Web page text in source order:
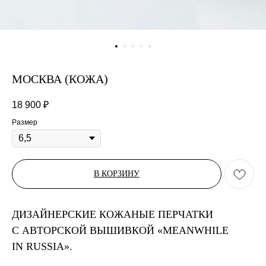
МОСКВА (КОЖА)
18 900 ₽
Размер
В КОРЗИНУ
ДИЗАЙНЕРСКИЕ КОЖАНЫЕ ПЕРЧАТКИ
С АВТОРСКОЙ ВЫШИВКОЙ «MEANWHILE
IN RUSSIA».